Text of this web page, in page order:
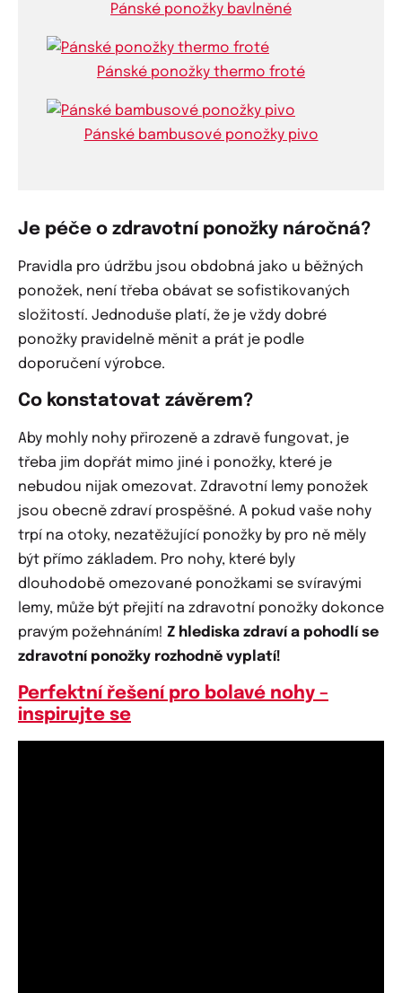
Pánské ponožky bavlněné
Pánské ponožky thermo froté
Pánské bambusové ponožky pivo
Je péče o zdravotní ponožky náročná?
Pravidla pro údržbu jsou obdobná jako u běžných
ponožek, není třeba obávat se sofistikovaných
složitostí. Jednoduše platí, že je vždy dobré
ponožky pravidelně měnit a prát je podle
doporučení výrobce.
Co konstatovat závěrem?
Aby mohly nohy přirozeně a zdravě fungovat, je
třeba jim dopřát mimo jiné i ponožky, které je
nebudou nijak omezovat. Zdravotní lemy ponožek
jsou obecně zdraví prospěšné. A pokud vaše nohy
trpí na otoky, nezatěžující ponožky by pro ně měly
být přímo základem. Pro nohy, které byly
dlouhodobě omezované ponožkami se svíravými
lemy, může být přejití na zdravotní ponožky dokonce
pravým požehnáním! Z hlediska zdraví a pohodlí se
zdravotní ponožky rozhodně vyplatí!
Perfektní řešení pro bolavé nohy –
inspirujte se